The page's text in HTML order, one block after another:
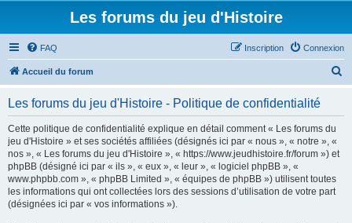
Les forums du jeu d'Histoire
FAQ Connexion
Inscription
Accueil du forum
Les forums du jeu d'Histoire - Politique de confidentialité
Cette politique de confidentialité explique en détail comment « Les forums du
jeu d'Histoire » et ses sociétés affiliées (désignés ici par « nous », « notre », «
nos », « Les forums du jeu d'Histoire », « https://www.jeudhistoire.fr/forum ») et
phpBB (désigné ici par « ils », « eux », « leur », « logiciel phpBB », «
www.phpbb.com », « phpBB Limited », « équipes de phpBB ») utilisent toutes
les informations qui ont collectées lors des sessions d’utilisation de votre part
(désignées ici par « vos informations »).